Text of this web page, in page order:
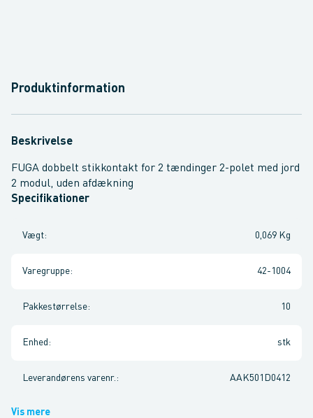
Produktinformation
Beskrivelse
FUGA dobbelt stikkontakt for 2 tændinger 2-polet med jord
2 modul, uden afdækning
Specifikationer
Vægt: 0,069 Kg
Varegruppe: 42-1004
Pakkestørrelse: 10
Enhed : stk
Leverandørens varenr. : AAK501D0412
Vis mere